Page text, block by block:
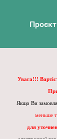
Увага!!!
Якщо Ви
меньше
для